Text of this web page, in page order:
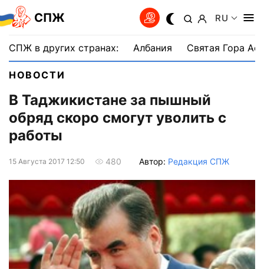
СПЖ RU
СПЖ в других странах: Албания Святая Гора
НОВОСТИ
В Таджикистане за пышный
обряд скоро смогут уволить с
работы
15 Августа 2017 12:50 480 Автор: Редакция СПЖ